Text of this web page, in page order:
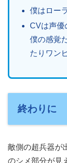
僕はロー
CVは声優
僕の感覚
たりワン
終わりに
敵側の超兵器が
のシメ部分が見